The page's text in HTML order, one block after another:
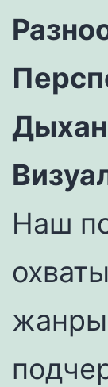
Наш
жанры